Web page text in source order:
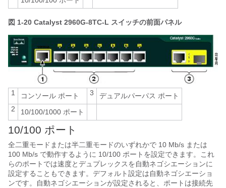
図 1-20 Catalyst 2960G-8TC-L スイッチの前面パネル
1 コンソール ポート 3
デュアルパーパス ポート
2
10/100/1000 ポート
10/100 ポート
全二重モードまたは半二重モードのいずれかで 10 Mb/s または
100 Mb/s で動作するように 10/100 ポートを設定できます。これ
らのポートでは速度とデュプレックスを自動ネゴシエーションに
設定することもできます。デフォルト設定は自動ネゴシエーショ
ンです。
自動ネゴシエーションが設定されると、ポートは接続先